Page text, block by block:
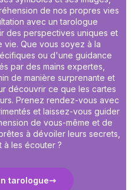
de nos propres vies
avec un tarologue
des perspectives uniques et
vie. Que vous soyez à la
ou d'une guidance
par des mains expertes,
de manière surprenante et
découvrir ce que les cartes
Prenez rendez-vous avec
et laissez-vous guider
de vous-même et de
à dévoiler leurs secrets,
à les écouter ?
tarologue